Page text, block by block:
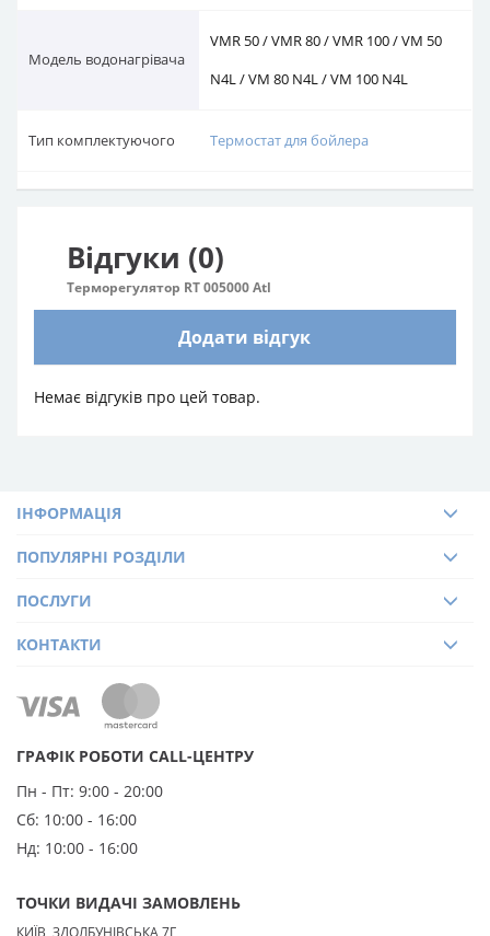
Модель водонагрівача
VMR 50 / VMR 80 / VMR 100 / VM 50
N4L / VM 80 N4L / VM 100 N4L
Тип комплектуючого Термостат для бойлера
Відгуки (0)
Терморегулятор RT 005000 Atl
Додати відгук
Немає відгуків про цей товар.
ІНФОРМАЦІЯ
ПОПУЛЯРНІ РОЗДІЛИ
ПОСЛУГИ
ГРАФІК РОБОТИ CALL-ЦЕНТРУ
Пн - Пт: 9:00 - 20:00
Сб: 10:00 - 16:00
Нд: 10:00 - 16:00
ТОЧКИ ВИДАЧІ ЗАМОВЛЕНЬ
КИЇВ, ЗДОЛБУНІВСЬКА 7Г
КОНТАКТИ